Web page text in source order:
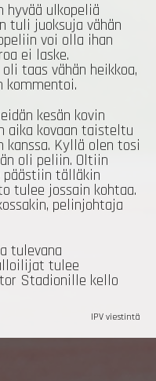
ulkopeliä
tuli juoksuja vähän
voi olla ihan
ei laske.
taas vähän heikkoa,
kommentoi.
kesän kovin
aika kovaan taisteltu
Kyllä olen tosi
oli peliin. Oltiin
tälläkin
tulee jossain kohtaa.
pelinjohtaja
tulevana
tulee
Stadionille kello
IPV viestintä